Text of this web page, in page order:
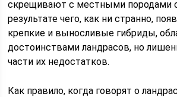
скрещивают с местными породами
результате чего, как ни странно,
крепкие и выносливые гибриды,
достоинствами ландрасов, но
части их недостатков.
Как правило, когда говорят о